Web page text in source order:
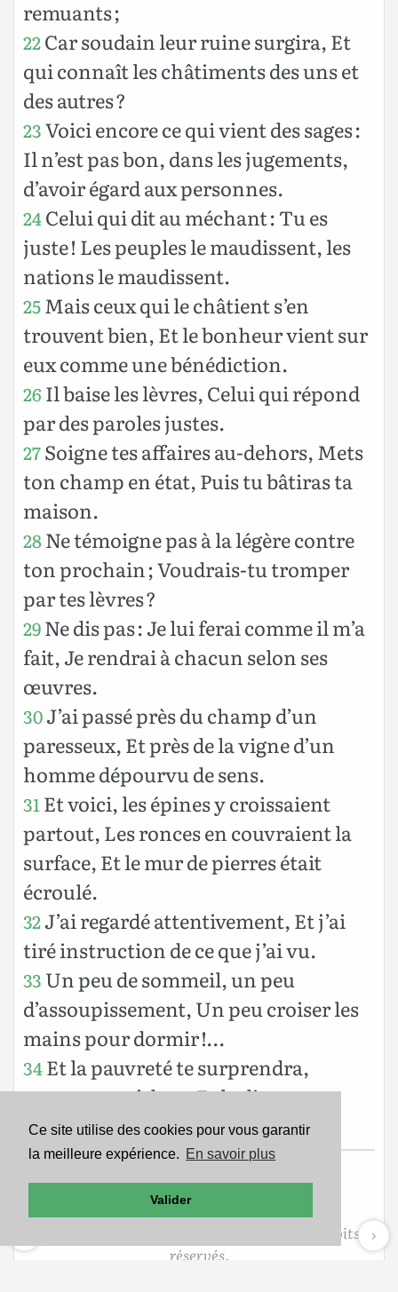
Ce site utilise des cookies pour vous garantir
la meilleure expérience. En savoir plus
Valider
remuants ;
22Car soudain leur ruine surgira, Et
qui connaît les châtiments des uns et
des autres ?
23Voici encore ce qui vient des sages :
Il n’est pas bon, dans les jugements,
d’avoir égard aux personnes.
24Celui qui dit au méchant : Tu es
juste ! Les peuples le maudissent, les
nations le maudissent.
25Mais ceux qui le châtient s’en
trouvent bien, Et le bonheur vient sur
eux comme une bénédiction.
26 Il baise les lèvres, Celui qui répond
par des paroles justes.
27Soigne tes affaires au-dehors, Mets
ton champ en état, Puis tu bâtiras ta
maison.
28Ne témoigne pas à la légère contre
ton prochain ; Voudrais-tu tromper
par tes lèvres ?
29Ne dis pas : Je lui ferai comme il m’a
fait, Je rendrai à chacun selon ses
œuvres.
30J’ai passé près du champ d’un
paresseux, Et près de la vigne d’un
homme dépourvu de sens.
31 Et voici, les épines y croissaient
partout, Les ronces en couvraient la
surface, Et le mur de pierres était
écroulé.
32J’ai regardé attentivement, Et j’ai
tiré instruction de ce que j’ai vu.
33 Un peu de sommeil, un peu
d’assoupissement, Un peu croiser les
mains pour dormir !…
34Et la pauvreté te surprendra,
comme un rôdeur, Et la disette,
comme un homme en armes.
Texte de la Nouvelle Édition de Genève
Copyright ©1979Société Biblique de Genève
Reproduit avec aimable autorisation. Tous droits
réservés.